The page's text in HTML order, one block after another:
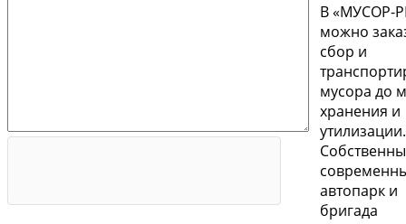
В «МУСОР-
можно
сбор и
мусора до
хранения и
утилизации.
автопарк и
бригада